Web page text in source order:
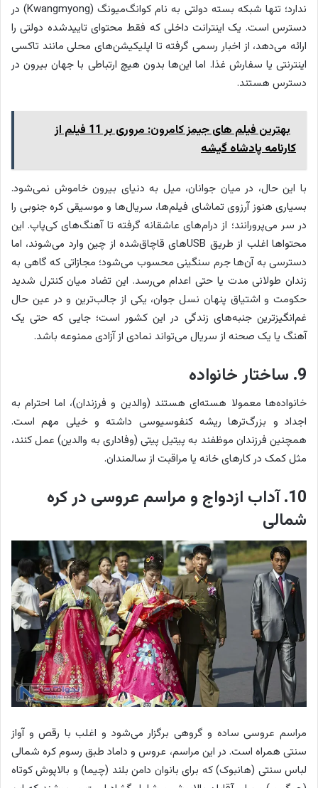
ندارد؛ تنها شبکه بسته دولتی به نام کوانگ‌میونگ (Kwangmyong) در
دسترس است. یک اینترانت داخلی که فقط محتوای تاییدشده دولتی را
ارائه می‌دهد، از اخبار رسمی گرفته تا اپلیکیشن‌های محلی مانند تاکسی
اینترنتی یا سفارش غذا. اما این‌ها بدون هیچ ارتباطی با جهان بیرون در
دسترس هستند.
بهترین فیلم های جیمز کامرون: مروری بر 11 فیلم از
کارنامه پادشاه گیشه
با این حال، در میان جوانان، میل به دنیای بیرون خاموش نمی‌شود.
بسیاری هنوز آرزوی تماشای فیلم‌ها، سریال‌ها و موسیقی کره جنوبی را
در سر می‌پرورانند؛ از درام‌های عاشقانه گرفته تا آهنگ‌های کی‌پاپ. این
محتواها اغلب از طریق USBهای قاچاق‌شده از چین وارد می‌شوند، اما
دسترسی به آن‌ها جرم سنگینی محسوب می‌شود؛ مجازاتی که گاهی به
زندان طولانی مدت یا حتی اعدام می‌رسد. این تضاد میان کنترل شدید
حکومت و اشتیاق پنهان نسل جوان، یکی از جالب‌ترین و در عین حال
غم‌انگیزترین جنبه‌های زندگی در این کشور است؛ جایی که حتی یک
آهنگ یا یک صحنه از سریال می‌تواند نمادی از آزادی ممنوعه باشد.
9. ساختار خانواده
خانواده‌ها معمولا هسته‌ای هستند (والدین و فرزندان)، اما احترام به
اجداد و بزرگ‌ترها ریشه کنفوسیوسی داشته و خیلی مهم است.
همچنین فرزندان موظفند به پیتیل پیتی (وفاداری به والدین) عمل کنند،
مثل کمک در کارهای خانه یا مراقبت از سالمندان.
10. آداب ازدواج و مراسم عروسی در کره
شمالی
مراسم عروسی ساده و گروهی برگزار می‌شود و اغلب با رقص و آواز
سنتی همراه است. در این مراسم، عروس و داماد طبق رسوم کره شمالی
لباس سنتی (هانبوک) که برای بانوان دامن بلند (چیما) و بالاپوش کوتاه